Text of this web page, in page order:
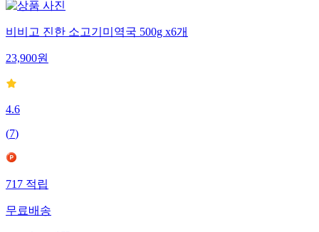
비비고 진한 소고기미역국 500g x6개
23,900원
4.6
(7)
717적립
무료배송